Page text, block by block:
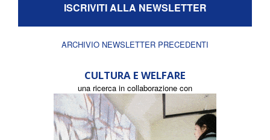
ISCRIVITI ALLA NEWSLETTER
ARCHIVIO NEWSLETTER PRECEDENTI
CULTURA E WELFARE
una ricerca in collaborazione con